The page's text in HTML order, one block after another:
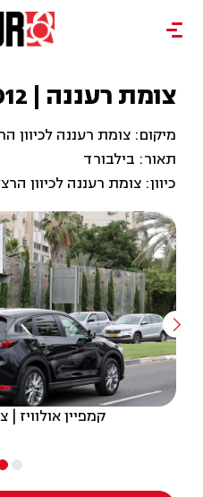
צומת רעננה | 9012
מיקום: צומת רעננה לכיוון
תאור: בילבורד
כיוון: צומת רעננה לכיוון
קמפיין אולוויז |